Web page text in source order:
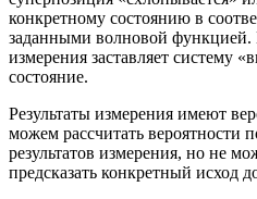
конкретному состоянию в
заданными волновой
измерения заставляет систему
состояние.
Результаты измерения имеют
можем рассчитать вероятности
результатов измерения, но не
предсказать конкретный исход